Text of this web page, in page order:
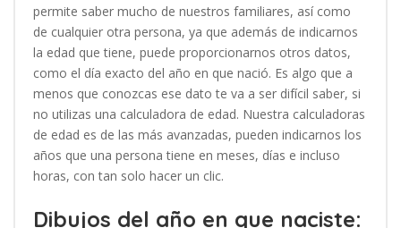
permite saber mucho de nuestros familiares, así como
de cualquier otra persona, ya que además de indicarnos
la edad que tiene, puede proporcionarnos otros datos,
como el día exacto del año en que nació. Es algo que a
menos que conozcas ese dato te va a ser difícil saber, si
no utilizas una calculadora de edad. Nuestra calculadoras
de edad es de las más avanzadas, pueden indicarnos los
años que una persona tiene en meses, días e incluso
horas, con tan solo hacer un clic.
Dibujos del año en que naciste: